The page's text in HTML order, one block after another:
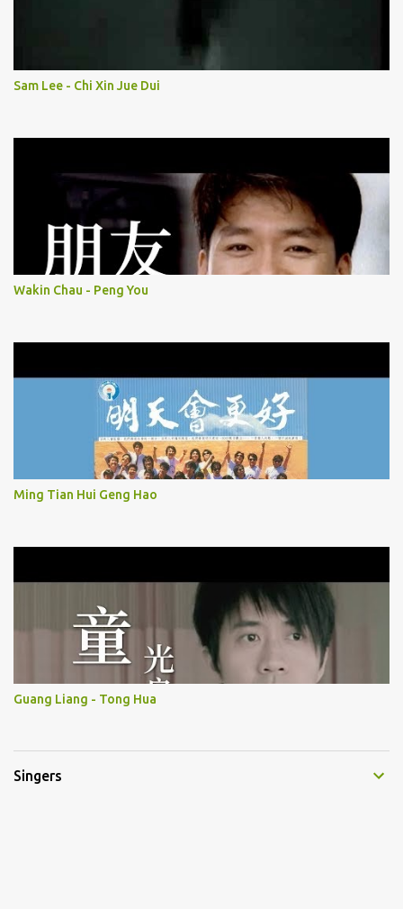
Sam Lee - Chi Xin Jue Dui
Wakin Chau - Peng You
Ming Tian Hui Geng Hao
Guang Liang - Tong Hua
Singers